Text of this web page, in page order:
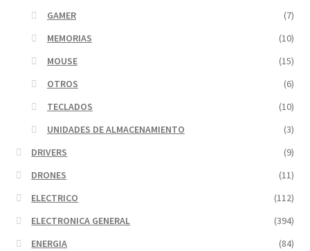
GAMER
(7)
MEMORIAS
(10)
MOUSE
(15)
OTROS
(6)
TECLADOS
(10)
UNIDADES DE ALMACENAMIENTO
(3)
DRIVERS
(9)
DRONES
(11)
ELECTRICO
(112)
ELECTRONICA GENERAL
(394)
ENERGIA
(84)